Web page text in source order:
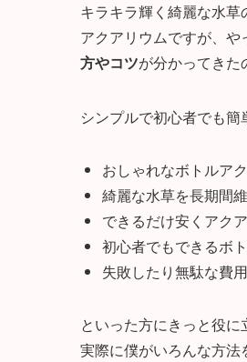
キラキラ輝く綺麗な水
アクアリウムですが、や
方やコツが分かってき
シンプルで初心者でも
おしゃれなボトルア
綺麗な水草を長期間
できるだけ安くアク
初心者でもできるボ
失敗したり無駄な費
といった方にきっと役に
実際に僕がいろんな方